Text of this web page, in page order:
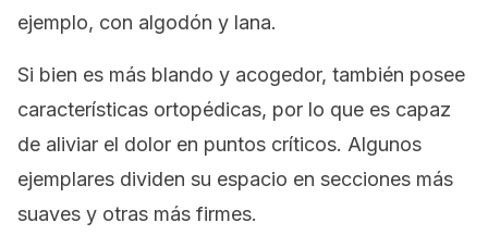
ejemplo, con algodón y lana.
Si bien es más blando y acogedor, también posee
características ortopédicas, por lo que es capaz
de aliviar el dolor en puntos críticos. Algunos
ejemplares dividen su espacio en secciones más
suaves y otras más firmes.